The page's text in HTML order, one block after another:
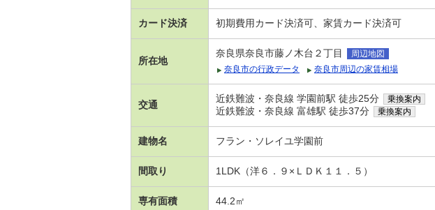
カード決済 初期費用カード決済可、家賃カード決済可
所在地
奈良県奈良市藤ノ木台２丁目
周辺地図
奈良市の行政データ
奈良市周辺の家賃相場
交通
近鉄難波・奈良線 学園前駅 徒歩25分 乗換案内
近鉄難波・奈良線 富雄駅 徒歩37分 乗換案内
建物名 フラン・ソレイユ学園前
間取り 1LDK（洋６．９×ＬＤＫ１１．５）
専有面積 44.2㎡